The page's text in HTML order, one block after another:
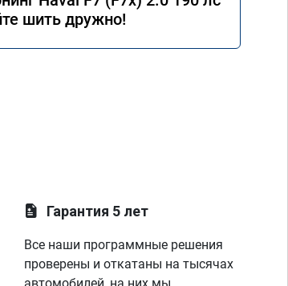
шить дружно!
Гарантия 5 лет
Все наши программные решения
проверены и откатаны на тысячах